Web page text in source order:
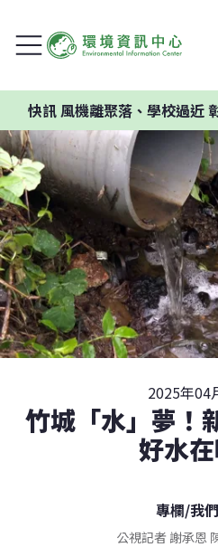
聚落、學校過近 彰化福漢風電
2025年04
竹城「水」夢！
好水
專欄/我
公視記者 謝承恩